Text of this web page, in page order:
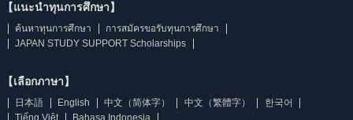
【แนะนำทุนการศึกษา】
ค้นหาทุนการศึกษา
การสมัครขอรับทุนการศึกษา
JAPAN STUDY SUPPORT Scholarships
【เลือกภาษา】
日本語 English 中文（简体字） 中文（繁體字）
한국어
Tiếng Việt
Bahasa Indonesia